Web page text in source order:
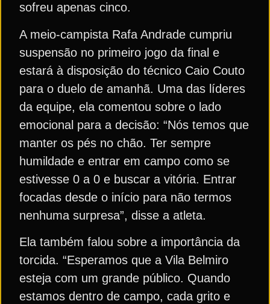
sofreu apenas cinco.
A meio-campista Rafa Andrade cumpriu
suspensão no primeiro jogo da final e
estará à disposição do técnico Caio Couto
para o duelo de amanhã. Uma das líderes
da equipe, ela comentou sobre o lado
emocional para a decisão: “Nós temos que
manter os pés no chão. Ter sempre
humildade e entrar em campo como se
estivesse 0 a 0 e buscar a vitória. Entrar
focadas desde o início para não termos
nenhuma surpresa”, disse a atleta.
Ela também falou sobre a importância da
torcida. “Esperamos que a Vila Belmiro
esteja com um grande público. Quando
estamos dentro de campo, cada grito e